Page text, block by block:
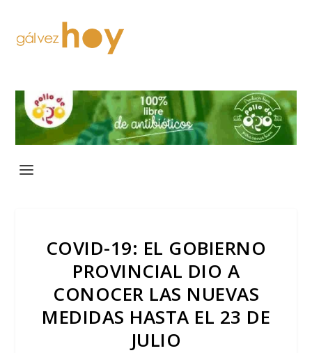
COVID-19: EL GOBIERNO
PROVINCIAL DIO A
CONOCER LAS NUEVAS
MEDIDAS HASTA EL 23 DE
JULIO